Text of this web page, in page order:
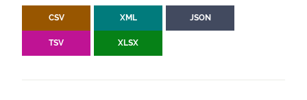
CSV XML JSON
TSV XLSX